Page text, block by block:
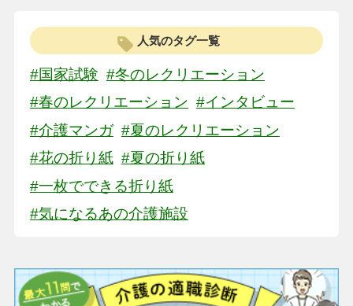
人気のタグ一覧
#国家試験 #冬のレクリエーション
#春のレクリエーション #インタビュー
#介護マンガ #夏のレクリエーション
#花の折り紙 #夏の折り紙
#一枚でできる折り紙
#気になるあの介護施設